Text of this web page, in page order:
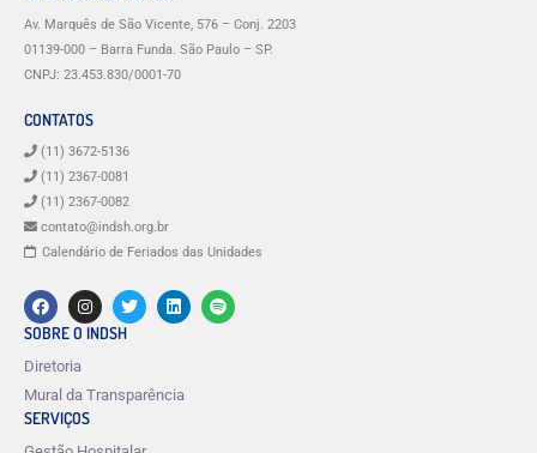
Av. Marquês de São Vicente, 576 – Conj. 2203
01139-000 – Barra Funda. São Paulo – SP.
CNPJ: 23.453.830/0001-70
CONTATOS
(11) 3672-5136
(11) 2367-0081
(11) 2367-0082
contato@indsh.org.br
Calendário de Feriados das Unidades
SOBRE O INDSH
Diretoria
Mural da Transparência
SERVIÇOS